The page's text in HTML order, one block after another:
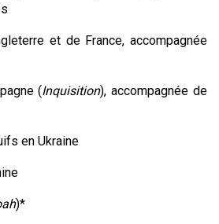
et de France, accompagnée
(Inquisition), accompagnée de
en Ukraine
)*